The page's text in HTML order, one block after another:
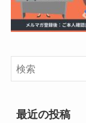
最近の投稿